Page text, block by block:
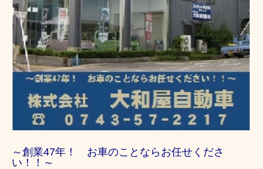
～創業47年！ お車のことならお任せくださ
い！！～